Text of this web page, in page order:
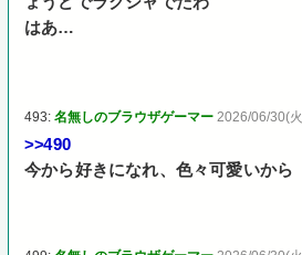
はあ…
493:名無しのブラウザゲーマー 2026/06/30(
>>490
今から好きになれ、色々可愛いから